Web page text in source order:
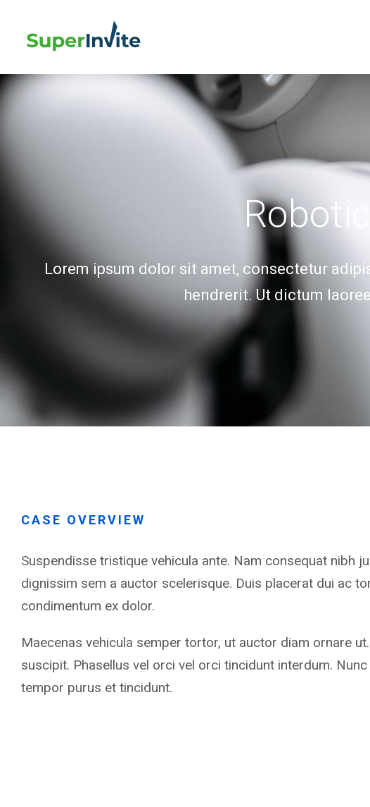
Robotics
Lorem ipsum dolor sit amet, consectetur
hendrerit. Ut dictum
CASE OVERVIEW
Suspendisse tristique vehicula ante. Nam consequat nibh
dignissim sem a auctor scelerisque. Duis placerat dui ac
condimentum ex dolor.
Maecenas vehicula semper tortor, ut auctor diam ornare
suscipit. Phasellus vel orci vel orci tincidunt interdum.
tempor purus et tincidunt.